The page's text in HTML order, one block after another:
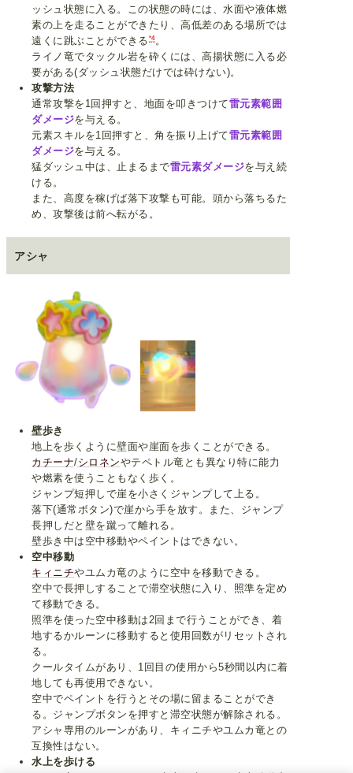
ッシュ状態に入る。この状態の時には、水面や液体燃
素の上を走ることができたり、高低差のある場所では
遠くに跳ぶことができる *4。
ライノ竜でタックル岩を砕くには、高揚状態に入る必
要がある(ダッシュ状態だけでは砕けない)。
攻撃方法
通常攻撃を1回押すと、地面を叩きつけて雷元素範囲
ダメージを与える。
元素スキルを1回押すと、角を振り上げて雷元素範囲
ダメージを与える。
猛ダッシュ中は、止まるまで雷元素ダメージを与え続
ける。
また、高度を稼げば落下攻撃も可能。頭から落ちるた
め、攻撃後は前へ転がる。
アシャ
壁歩き
地上を歩くように壁面や崖面を歩くことができる。
カチーナ/シロネンやテペトル竜とも異なり特に能力
や燃素を使うこともなく歩く。
ジャンプ短押しで崖を小さくジャンプして上る。
落下(通常ボタン)で崖から手を放す。また、ジャンプ
長押しだと壁を蹴って離れる。
壁歩き中は空中移動やペイントはできない。
空中移動
キィニチやユムカ竜のように空中を移動できる。
空中で長押しすることで滞空状態に入り、照準を定め
て移動できる。
照準を使った空中移動は2回まで行うことができ、着
地するかルーンに移動すると使用回数がリセットされ
る。
クールタイムがあり、1回目の使用から5秒間以内に着
地しても再使用できない。
空中でペイントを行うとその場に留まることができ
る。ジャンプボタンを押すと滞空状態が解除される。
アシャ専用のルーンがあり、キィニチやユムカ竜との
互換性はない。
水上を歩ける